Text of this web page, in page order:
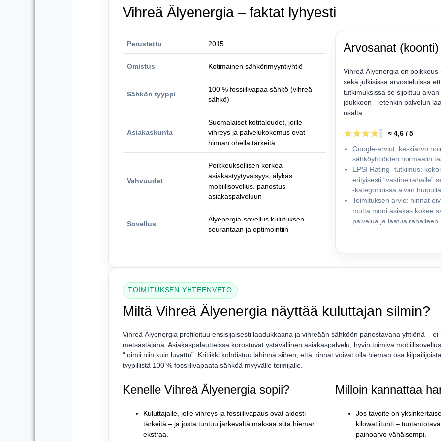
Vihreä Älyenergia – faktat lyhyesti
Perustettu 2015
Omistus Kotimainen sähkönmyyntiyhtiö
Sähkön tyyppi
100 % fossiilivapaa sähkö (vihreä
sähkö)
Asiakaskunta
Suomalaiset kotitaloudet, joille
vihreys ja palvelukokemus ovat
hinnan ohella tärkeitä
Vahvuudet
Poikkeuksellisen korkea
asiakastyytyväisyys, älykäs
mobiilisovellus, panostus
asiakaspalveluun
Sovellus
Älyenergia-sovellus kulutuksen
seurantaan ja optimointiin
Arvosanat (koonti)
Vihreä Älyenergia on
sekä julkisissa arvosteluissa
tutkimuksissa se sijoittuu
joukkoon – etenkin palvelun
osalta.
≈ 4,6 / 5
Google-arviot: keskiarvo
sähköyhtiöiden normaalin
EPSI Rating -tutkimus:
erityisesti “vastine rahalle”
-kategorioissa aivan
Toimituksen arvio: hinnat
mutta moni asiakas kokee
palvelua ja laatua rahalleen.
TOIMITUKSEN YHTEENVETO
Miltä Vihreä Älyenergia näyttää kuluttajan silmin?
Vihreä Älyenergia profiloituu ensisijaisesti laadukkaana ja vihreään sähköön panostavana yhtiönä –
metsästäjänä. Asiakaspalautteissa korostuvat ystävällinen asiakaspalvelu, hyvin toimiva
“toimii niin kuin luvattu”. Kritiikki kohdistuu lähinnä siihen, että hinnat voivat olla hieman osa
tyypillistä 100 % fossiilivapaata sähköä myyvälle toimijalle.
Kenelle Vihreä Älyenergia sopii?
Kuluttajalle, jolle vihreys ja fossiilivapaus ovat aidosti
tärkeitä – ja josta tuntuu järkevältä maksaa siitä hieman
ekstraa.
Milloin kannattaa
Jos tavoite on
kilowattitunti –
painoarvo vähäisempi.